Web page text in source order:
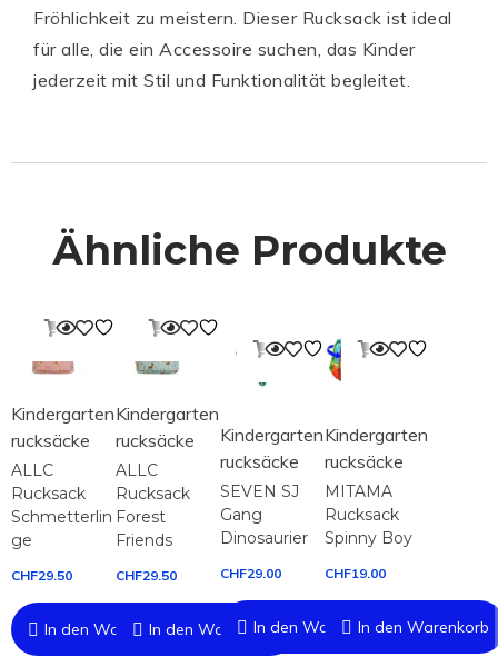
Fröhlichkeit zu meistern. Dieser Rucksack ist ideal
für alle, die ein Accessoire suchen, das Kinder
jederzeit mit Stil und Funktionalität begleitet.
Ähnliche Produkte
In den Warenkorb
Kindergarten
rucksäcke
ALLC
Rucksack
Schmetterlin
ge
CHF29.50
In den Warenkorb
In den Warenkorb
Kindergarten
rucksäcke
ALLC
Rucksack
Forest
Friends
CHF29.50
In den Warenkorb
In den Warenkorb
Kindergarten
rucksäcke
SEVEN SJ
Gang
Dinosaurier
CHF29.00
In den Warenkorb
In den
Kindergarten
rucksäcke
MITAMA
Rucksack
Spinny Boy
CHF19.00
In den Warenkorb